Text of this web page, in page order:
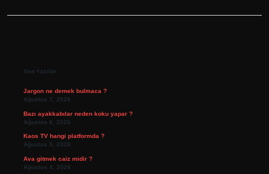
Son Yazılar
Jargon ne demek bulmaca ?
Ağustos 7, 2026
Bazı ayakkabılar neden koku yapar ?
Ağustos 6, 2026
Kaos TV hangi platformda ?
Ağustos 5, 2026
Ava gitmek caiz midir ?
Ağustos 4, 2026